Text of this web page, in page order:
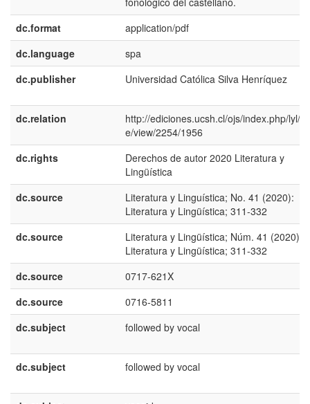
dc.format
application/pdf
dc.language
spa
dc.publisher
Universidad Católica Silva Henrí­quez
dc.relation
http://ediciones.ucsh.cl/ojs/index.php/lyl/
e/view/2254/1956
dc.rights
Derechos de autor 2020 Literatura y
Lingüística
dc.source
Literatura y Linguí­stica; No. 41 (2020):
Literatura y Lingüística; 311-332
dc.source
Literatura y Lingüística; Núm. 41 (2020):
Literatura y Lingüística; 311-332
dc.source
0717-621X
dc.source
0716-5811
dc.subject
followed by vocal
dc.subject followed by vocal